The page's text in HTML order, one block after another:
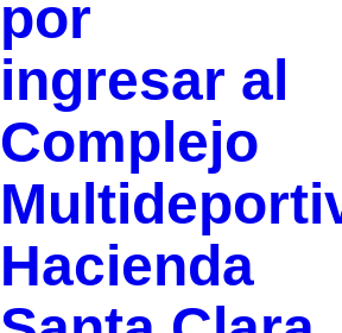
por
ingresar al
Complejo
Hacienda